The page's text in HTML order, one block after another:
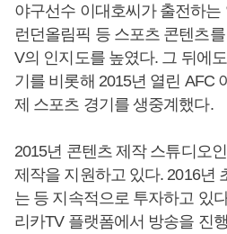
야구선수 이대호씨가 출전하
런던올림픽 등 스포츠 콘텐츠
V의 인지도를 높였다. 그 뒤에
기를 비롯해 2015년 열린 AFC
제 스포츠 경기를 생중계했다.
2015년 콘텐츠 제작 스튜디오
제작을 지원하고 있다. 2016년
는 등 지속적으로 투자하고 있
리카TV 플랫폼에서 방송을 진